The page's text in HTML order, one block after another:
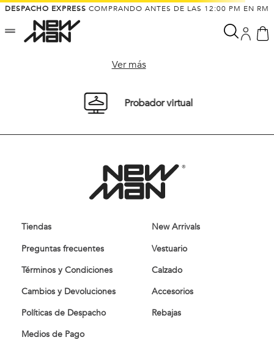
DESPACHO EXPRESS COMPRANDO ANTES DE LAS 12:00 PM EN RM
Ver más
Probador virtual
Tiendas
Preguntas frecuentes
Términos y Condiciones
Cambios y Devoluciones
Políticas de Despacho
Medios de Pago
New Arrivals
Vestuario
Calzado
Accesorios
Rebajas